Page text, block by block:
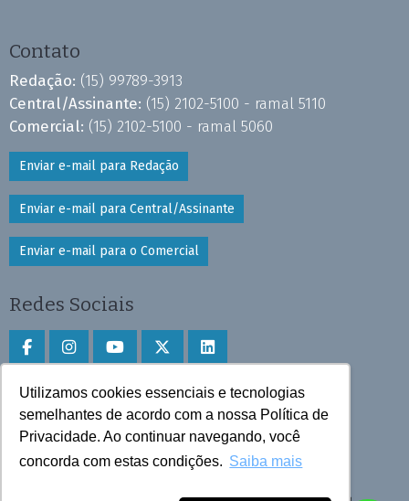
Utilizamos cookies essenciais e tecnologias
semelhantes de acordo com a nossa Política de
Privacidade. Ao continuar navegando, você
concorda com estas condições. Saiba mais
Contato
Redação: (15) 99789-3913
Central/Assinante: (15) 2102-5100 - ramal 5110
Comercial: (15) 2102-5100 - ramal 5060
Enviar e-mail para Redação
Enviar e-mail para Central/Assinante
Enviar e-mail para o Comercial
Redes Sociais
Faça download do aplicativo
Play Store e App Store